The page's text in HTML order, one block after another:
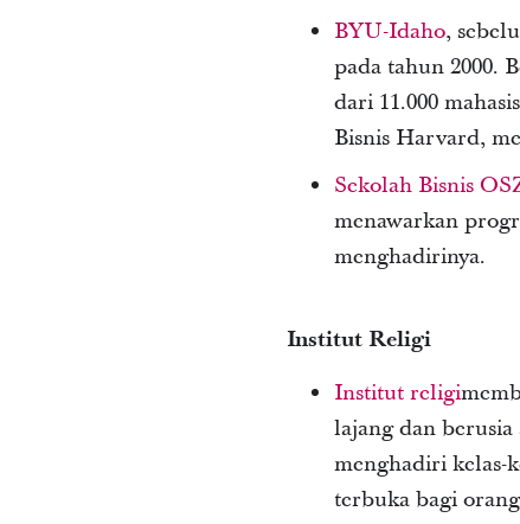
BYU-Idaho,
pada tahun 2000.
dari 11.000
Bisnis Harvard,
Sekolah Bisnis
menawarkan
menghadirinya.
Institut Religi
Institut religi
lajang dan berusia
menghadiri kelas-
terbuka bagi